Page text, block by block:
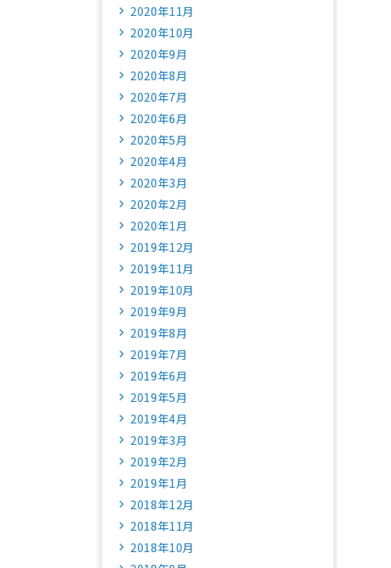
2020年11月
2020年10月
2020年9月
2020年8月
2020年7月
2020年6月
2020年5月
2020年4月
2020年3月
2020年2月
2020年1月
2019年12月
2019年11月
2019年10月
2019年9月
2019年8月
2019年7月
2019年6月
2019年5月
2019年4月
2019年3月
2019年2月
2019年1月
2018年12月
2018年11月
2018年10月